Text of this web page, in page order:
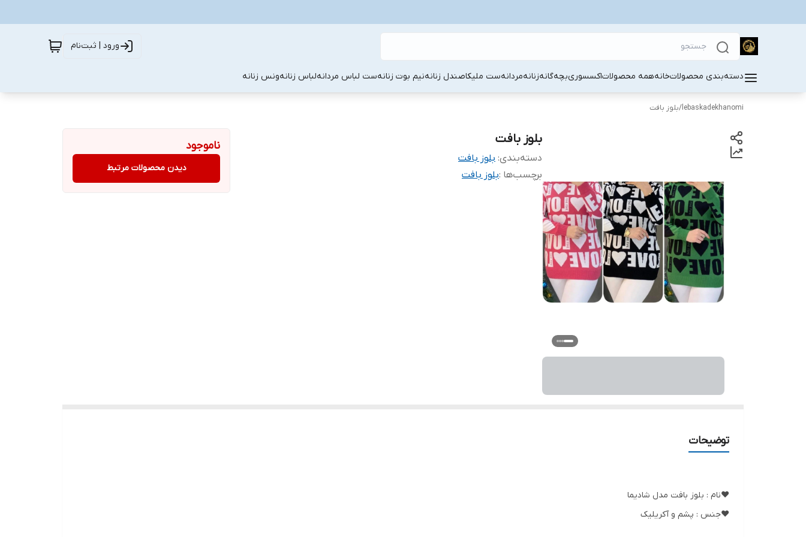
ورود | ثبت‌نام
دسته‌بندی محصولاتخانههمه محصولاتاکسسوریبچه‌گانهزنانهمردانهست ملیکاصندل زنانهنیم بوت زنانهست لباس مردانهلباس زنانهونس زنانه
lebaskadekhanomi
/بلوز بافت
بلوز بافت
دسته‌بندی: بلوز بافت
برچسب‌ها :بلوز بافت
ناموجود
دیدن محصولات مرتبط
توضیحات
❤️نام : بلوز بافت مدل شادیما
❤️جنس : پشم و آکریلیک